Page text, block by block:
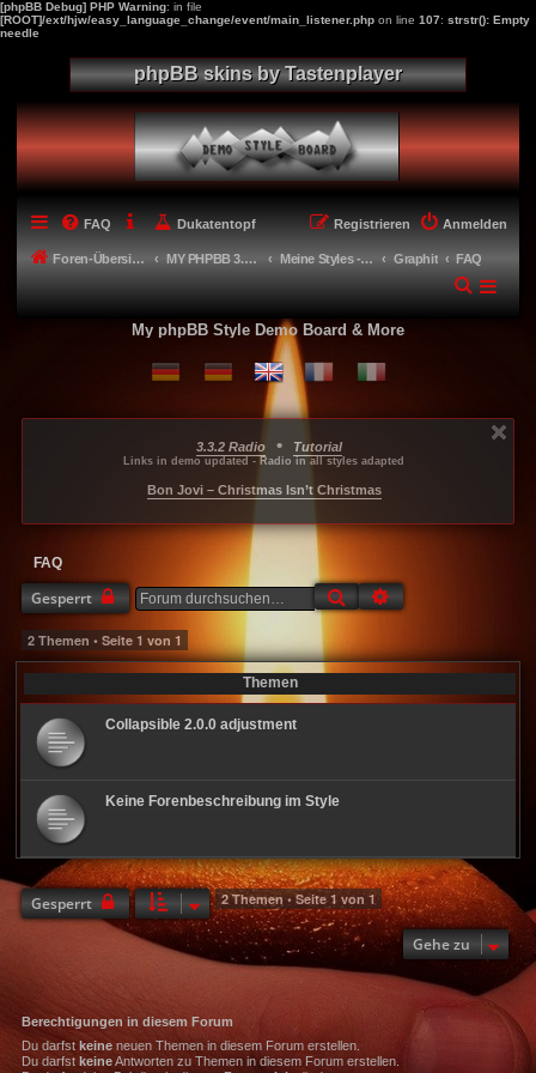
[phpBB Debug] PHP Warning: in file
[ROOT]/ext/hjw/easy_language_change/event/main_listener.php on line 107: strstr(): Empty
needle
phpBB skins by Tastenplayer
FAQ Dukatentopf Anmelden
Registrieren
Foren-Übersicht MY PHPBB 3.2.X STYLES Meine Styles - My style creations Graphit FAQ
My phpBB Style Demo Board & More
3.3.2 Radio • Tutorial
Links in demo updated - Radio in all styles adapted
Bon Jovi – Christmas Isn’t Christmas
FAQ
Gesperrt Suche
2 Themen • Seite 1 von 1
Themen
Collapsible 2.0.0 adjustment
Keine Forenbeschreibung im Style
Gesperrt 2 Themen • Seite1von 1
Gehe zu
Berechtigungen in diesem Forum
Du darfst keineneuen Themen in diesem Forum erstellen.
Du darfst keineAntworten zu Themen in diesem Forum erstellen.